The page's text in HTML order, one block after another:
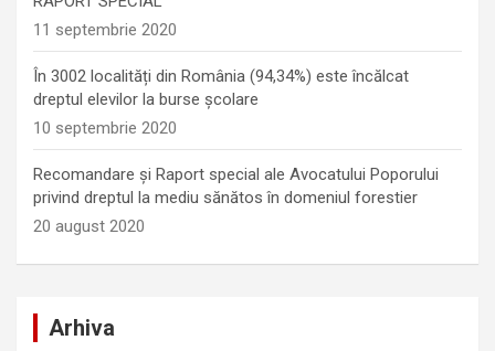
11 septembrie 2020
În 3002 localități din România (94,34%) este încălcat
dreptul elevilor la burse școlare
10 septembrie 2020
Recomandare și Raport special ale Avocatului Poporului
privind dreptul la mediu sănătos în domeniul forestier
20 august 2020
Arhiva